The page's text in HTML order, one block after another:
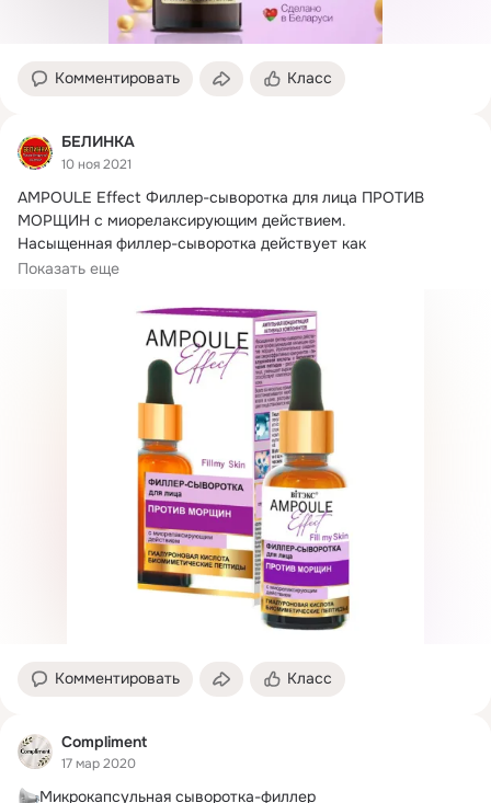
Комментировать Класс
БЕЛИНКА
10 ноя 2021
AMPOULE Effect Филлер-сыворотка для лица ПРОТИВ
МОРЩИН с миорелаксирующим действием.
Насыщенная филлер-сыворотка действует как
профессиональная...
Показать еще
Комментировать Класс
Compliment
17 мар 2020
Микрокапсульная сыворотка-филлер